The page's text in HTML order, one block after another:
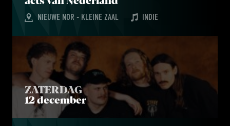
NIEUWE NOR - KLEINE ZAAL INDIE
ZATERDAG
12 december